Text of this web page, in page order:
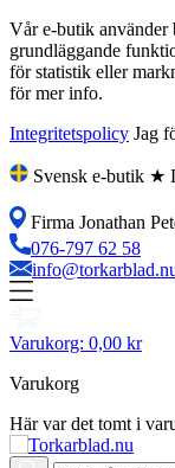
Vår e-butik använder
grundläggande
för statistik eller
för mer info.
Integritetspolicy Jag
Svensk e-butik ★
Firma Jonathan
076-797 62 58
Varukorg: 0,00 kr
Varukorg
Här var det tomt i